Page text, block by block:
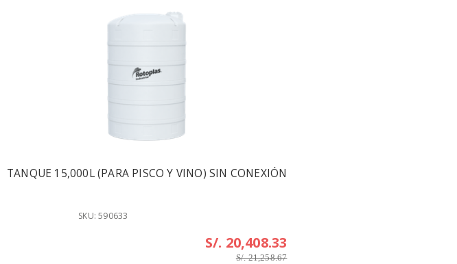
TANQUE 15,000L (PARA PISCO Y VINO) SIN CONEXIÓN
SKU: 590633
S/. 21,258.67
S/. 20,408.33